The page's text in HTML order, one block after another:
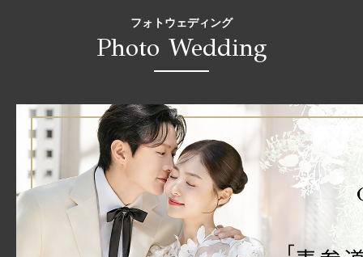
フォトウェディング
Photo Wedding